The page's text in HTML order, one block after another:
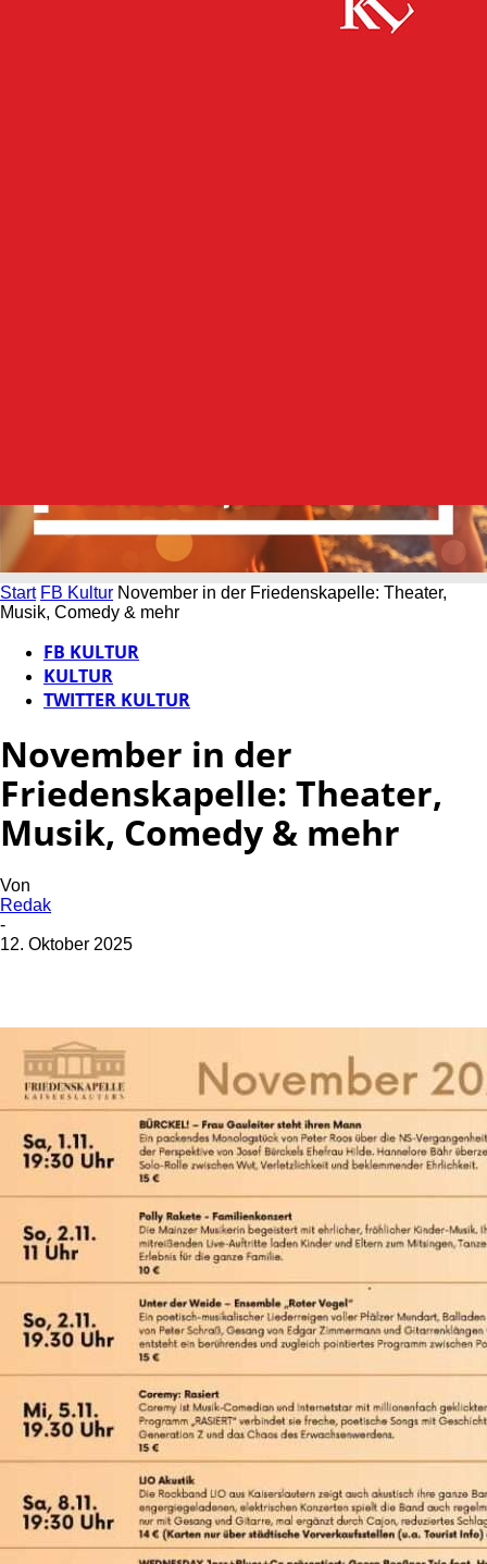
Start FB Kultur November in der Friedenskapelle: Theater,
Musik, Comedy & mehr
FB KULTUR
KULTUR
TWITTER KULTUR
November in der
Friedenskapelle: Theater,
Musik, Comedy & mehr
Von
Redak
-
12. Oktober 2025